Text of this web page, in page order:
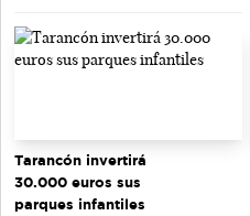
Tarancón invertirá
30.000 euros sus
parques infantiles